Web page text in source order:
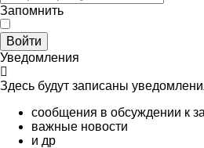
Запомнить
Войти
Уведомления
Здесь будут записаны
сообщения в обсуждении к
важные новости
и др